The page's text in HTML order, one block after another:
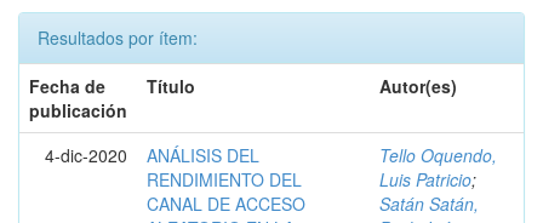
Resultados por ítem:
Fecha de
publicación
Título Autor(es)
4-dic-2020
ANÁLISIS DEL
RENDIMIENTO DEL
CANAL DE ACCESO
Tello Oquendo,
Luis Patricio;
Satán Satán,